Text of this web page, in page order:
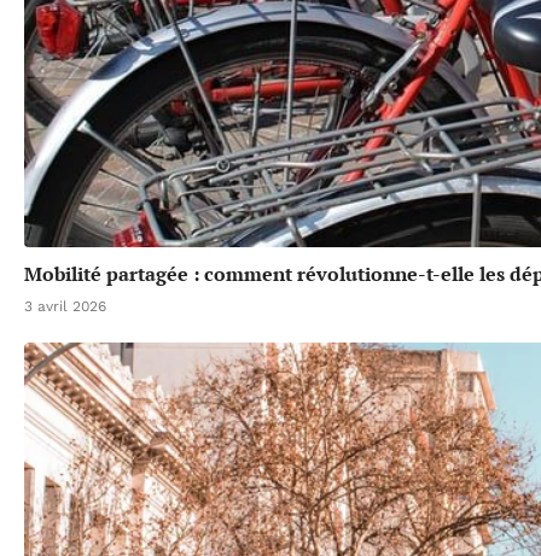
Mobilité partagée : comment révolutionne-t-elle les
3 avril 2026